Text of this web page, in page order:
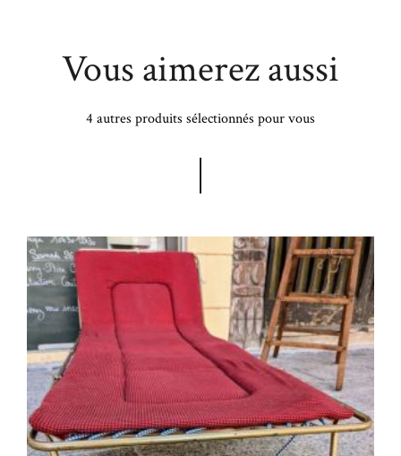
Vous aimerez aussi
4 autres produits sélectionnés pour vous